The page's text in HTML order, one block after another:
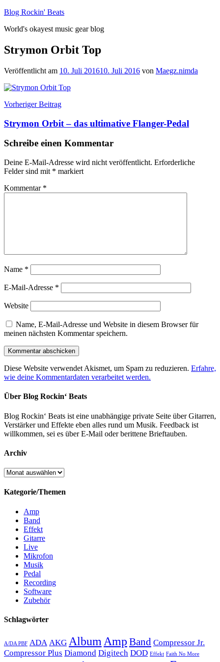
Zum
springen
Blog Rockin' Beats
World's okayest music gear blog
Strymon Orbit Top
Veröffentlicht am 10. Juli 201610. Juli 2016 von Maegz.nimda
Beitragsnavigation
Vorheriger Beitrag
Strymon Orbit – das ultimative Flanger-Pedal
Schreibe einen Kommentar
Deine E-Mail-Adresse wird nicht veröffentlicht. Erforderliche
Felder sind mit * markiert
Kommentar *
Name *
E-Mail-Adresse *
Website
Name, E-Mail-Adresse und Website in diesem Browser für
meinen nächsten Kommentar speichern.
Diese Website verwendet Akismet, um Spam zu reduzieren. Erfahre,
wie deine Kommentardaten verarbeitet werden.
Über Blog Rockin‘ Beats
Blog Rockin‘ Beats ist eine unabhängige private Seite über Gitarren,
Verstärker und Effekte eben alles rund um Musik. Feedback ist
willkommen, sei es über E-Mail oder berittene Brieftauben.
Archiv
Archiv
Kategorie/Themen
Amp
Band
Effekt
Gitarre
Live
Mikrofon
Musik
Pedal
Recording
Software
Zubehör
Schlagwörter
A/DA PBF ADA AKG Album Amp Band Compressor Jr.
Compressor Plus Diamond Digitech DOD Effekt Faith No More